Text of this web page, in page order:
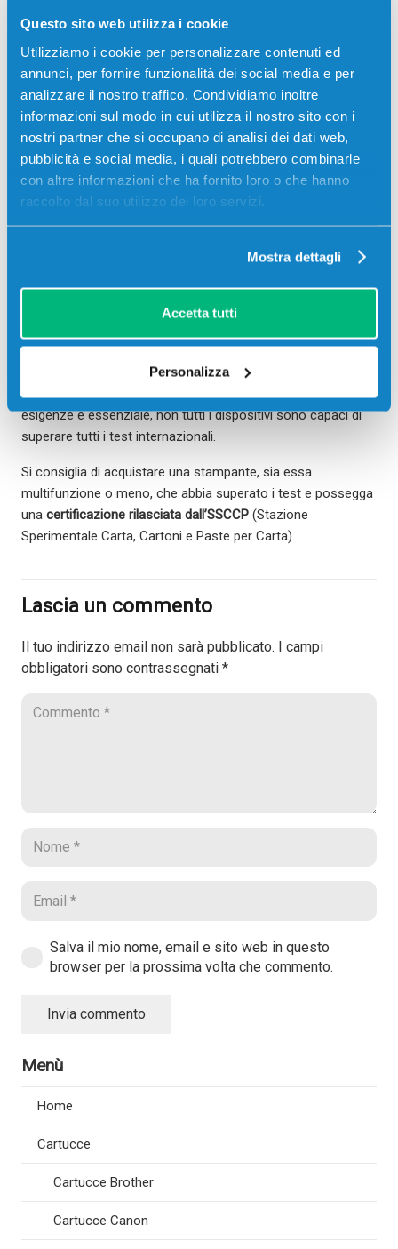
Questo sito web utilizza i cookie
Utilizziamo i cookie per personalizzare contenuti ed
annunci, per fornire funzionalità dei social media e per
analizzare il nostro traffico. Condividiamo inoltre
informazioni sul modo in cui utilizza il nostro sito con i
nostri partner che si occupano di analisi dei dati web,
pubblicità e social media, i quali potrebbero combinarle
con altre informazioni che ha fornito loro o che hanno
raccolto dal suo utilizzo dei loro servizi.
Mostra dettagli
Accetta tutti
Personalizza
danno modo di organizzare l’archivio lavorativo senza troppi
pensieri.
Ecco perché sempre più produttori di cartucce per la stampa
(come ad esempio il noto brand HP) stanno introducendo in
commercio dei consumabili appositamente creati per
superare i test di indelebilità ad uso notarile
Dunque non è difficile imbattersi in prodotti come lecartucce
HPoriginali in grado di soddisfare tali caratteristiche.
La stampa indelebile è la soluzione ideale per studi notarili e
legali, ma anche finanziari; la possibilità di conservare in uno
stato ottimale i documenti stampati è un beneficio su cui è
La scelta del modello distampante miglioreper le tue
esigenze è essenziale, non tutti i dispositivi sono capaci di
superare tutti i test internazionali.
Si consiglia di acquistare una stampante, sia essa
multifunzione o meno, che abbia superato i test e possegga
una certificazione rilasciata dall’SSCCP (Stazione
Sperimentale Carta, Cartoni e Paste per Carta).
Lascia un commento
Il tuo indirizzo email non sarà pubblicato.
I campi
obbligatori sono contrassegnati *
Salva il mio nome, email e sito web in questo
browser per la prossima volta che commento.
Invia commento
Menù
Home
Cartucce
Cartucce Brother
Cartucce Canon